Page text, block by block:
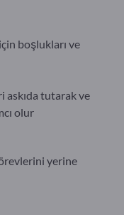
boşlukları ve
tutarak ve
olur
yerine